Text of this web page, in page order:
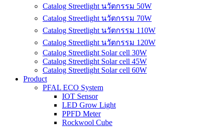
Catalog Streetlight นวัตกรรม 50W
Catalog Streetlight นวัตกรรม 70W
Catalog Streetlight นวัตกรรม 110W
Catalog Streetlight นวัตกรรม 120W
Catalog Streetlight Solar cell 30W
Catalog Streetlight Solar cell 45W
Catalog Streetlight Solar cell 60W
Product
PFAL ECO System
IOT Sensor
LED Grow Light
PPFD Meter
Rockwool Cube